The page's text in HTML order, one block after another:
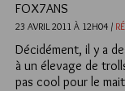
FOX7ANS
23 AVRIL 2011 À 12H04 /
Décidément, il y a
à un élevage de
pas cool pour le